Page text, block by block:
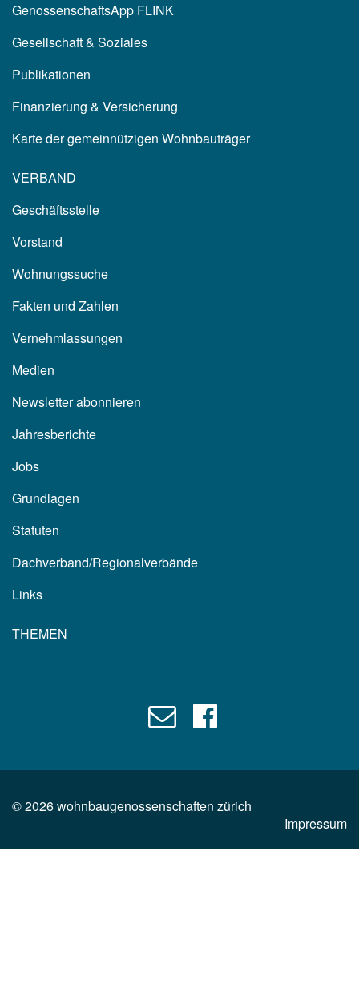
GenossenschaftsApp FLINK
Gesellschaft & Soziales
Publikationen
Finanzierung & Versicherung
Karte der gemeinnützigen Wohnbauträger
VERBAND
Geschäftsstelle
Vorstand
Wohnungssuche
Fakten und Zahlen
Vernehmlassungen
Medien
Newsletter abonnieren
Jahresberichte
Jobs
Grundlagen
Statuten
Dachverband/Regionalverbände
Links
THEMEN
©2026wohnbaugenossenschaften zürich
Impressum